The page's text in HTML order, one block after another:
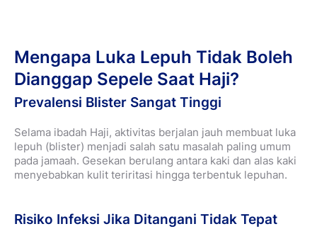
Mengapa Luka Lepuh Tidak Boleh
Dianggap Sepele Saat Haji?
Prevalensi Blister Sangat Tinggi
Selama ibadah Haji, aktivitas berjalan jauh membuat luka
lepuh (blister) menjadi salah satu masalah paling umum
pada jamaah. Gesekan berulang antara kaki dan alas kaki
menyebabkan kulit teriritasi hingga terbentuk lepuhan.
Risiko Infeksi Jika Ditangani Tidak Tepat